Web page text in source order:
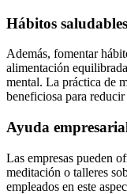
Hábitos
Además, fomentar
alimentación
mental. La práctica de
beneficiosa para
Ayuda
Las empresas pueden
meditación o talleres
empleados en este